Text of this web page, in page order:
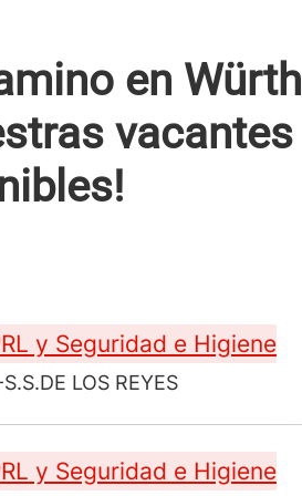
en Würth
vacantes
y Seguridad e Higiene
LOS REYES
y Seguridad e Higiene